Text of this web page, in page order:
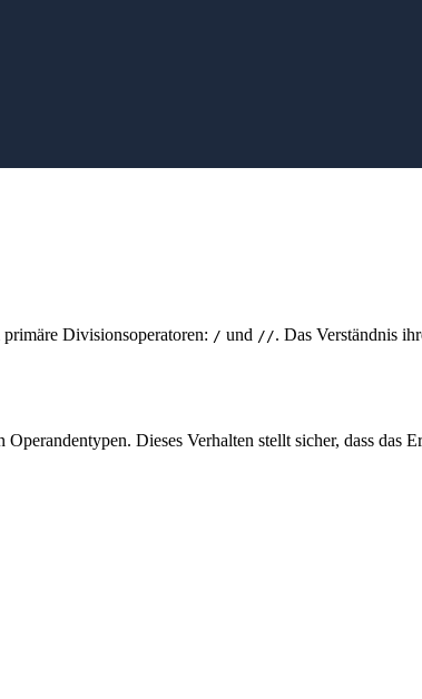
Divisionsoperatoren: / und //. Das Verständnis
Dieses Verhalten stellt sicher, dass das